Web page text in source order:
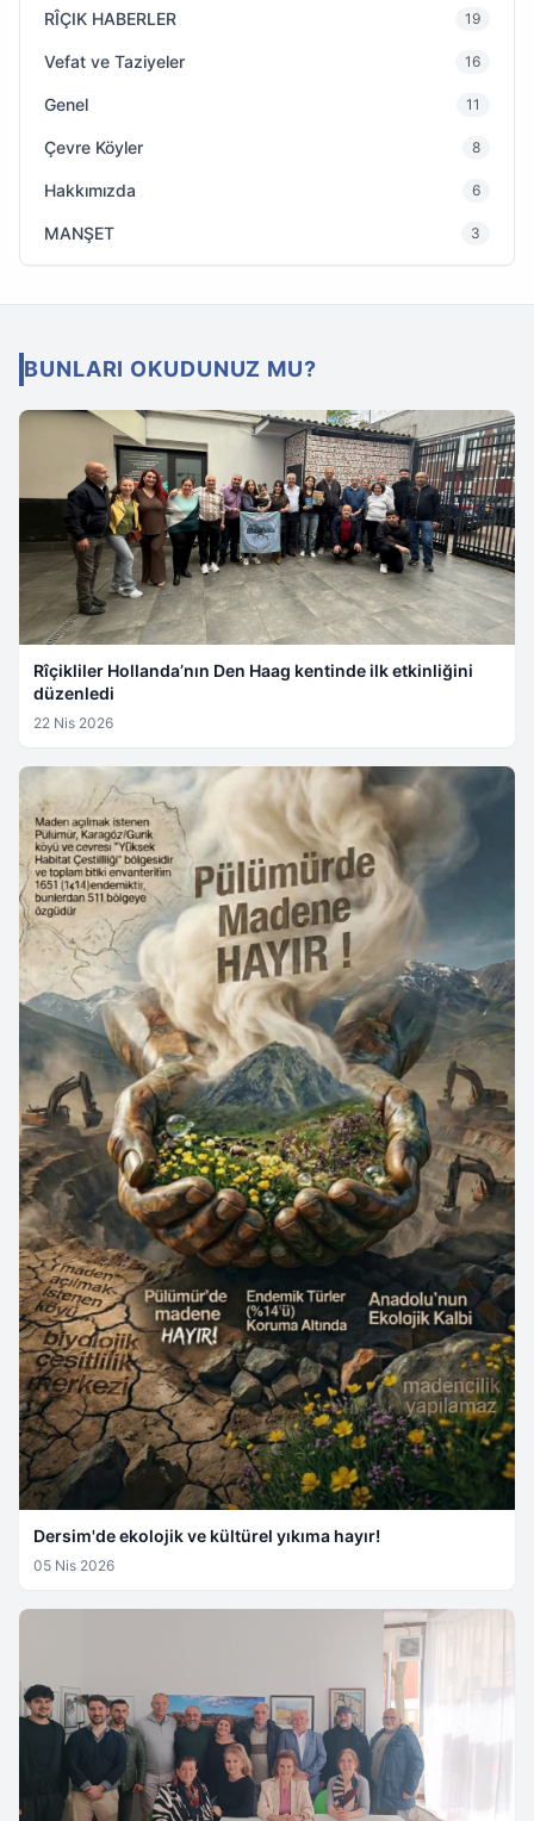
RÎÇIK HABERLER 19
Vefat ve Taziyeler 16
Genel 11
Çevre Köyler 8
Hakkımızda 6
MANŞET 3
BUNLARI OKUDUNUZ MU?
Rîçikliler Hollanda’nın Den Haag kentinde ilk etkinliğini
düzenledi
22 Nis 2026
Dersim'de ekolojik ve kültürel yıkıma hayır!
05 Nis 2026